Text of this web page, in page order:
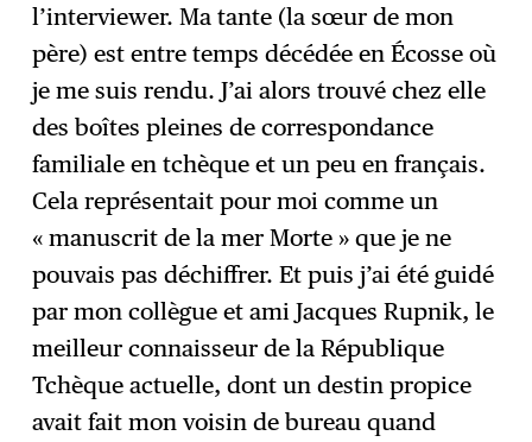
l’interviewer. Ma tante (la sœur de mon
père) est entre temps décédée en Écosse où
je me suis rendu. J’ai alors trouvé chez elle
des boîtes pleines de correspondance
familiale en tchèque et un peu en français.
Cela représentait pour moi comme un
« manuscrit de la mer Morte » que je ne
pouvais pas déchiffrer. Et puis j’ai été guidé
par mon collègue et ami Jacques Rupnik, le
meilleur connaisseur de la République
Tchèque actuelle, dont un destin propice
avait fait mon voisin de bureau quand